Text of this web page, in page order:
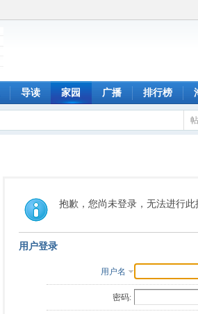
导读 家园 广播 排行榜
抱歉，您尚未登录，无法进行此
用户登录
用户名
密码: